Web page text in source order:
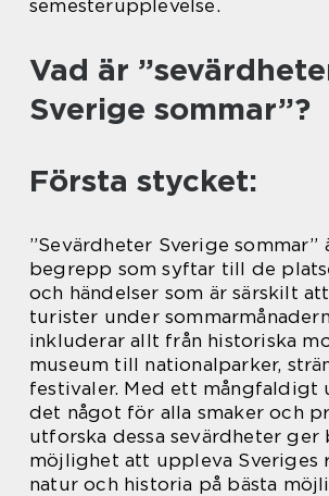
semesterupplevelse.
Vad är
Sverige sommar”?
Första stycket:
”Sevärdheter Sverige sommar”
begrepp som syftar till de
och händelser som är särskilt
turister under
inkluderar allt från historiska
museum till nationalparker,
festivaler. Med ett mångfaldigt
det något för alla smaker och
utforska dessa sevärdheter ger
möjlighet att uppleva Sveriges
natur och historia på bästa